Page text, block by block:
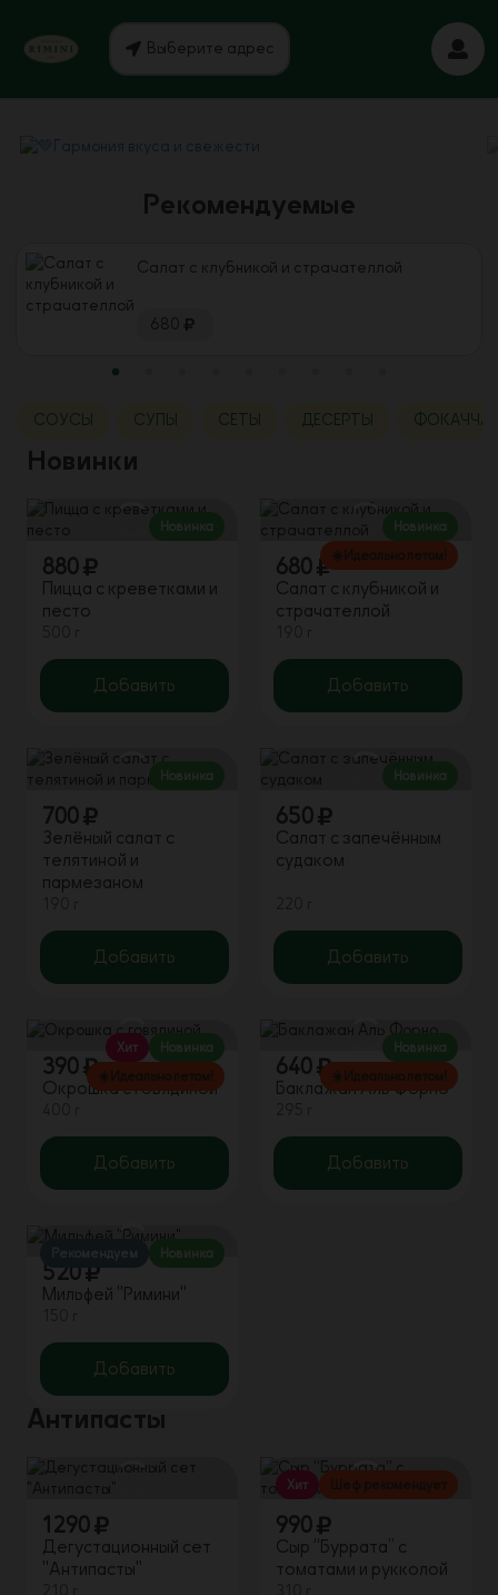
Выберите адрес
Рекомендуемые
Салат с клубникой и страчателлой
680
СОУСЫ СУПЫ СЕТЫ ДЕСЕРТЫ ФОКАЧЧА
Новинки
880
Пицца с креветками и
песто
Добавить
Новинка
680
Салат с клубникой и
страчателлой
Добавить
Новинка
☀️Идеально летом!
700
Зелёный салат с
телятиной и
пармезаном
Добавить
Новинка
650
Салат с запечённым
судаком
Добавить
Новинка
390
Окрошка с говядиной
Добавить
Хит
Новинка
☀️Идеально летом!
640
Баклажан Аль Форно
Добавить
Новинка
☀️Идеально летом!
520
Мильфей "Римини"
Добавить
Рекомендуем Новинка
Антипасты
1290
Дегустационный сет
"Антипасты"
990
Сыр “Буррата” с
томатами и рукколой
Хит Шеф рекомендует